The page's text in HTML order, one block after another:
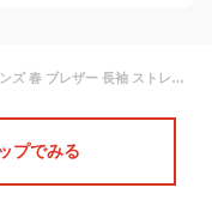
テーラードジャケット メンズ 春 ブレザー 長袖 ストレッチ 7分袖 テーラード ジャケット ストレッチ おしゃれ リップル バニラン カジュアル テレコ スラブ 春夏 薄手 羽織り 軽量 細見え 夏 カットソー ジェネレス 父の日 ギフト
プでみる